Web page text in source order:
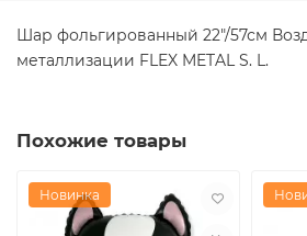
Шар фольгированный 22"/57см
металлизации FLEX METAL S. L.
Похожие товары
Новинка